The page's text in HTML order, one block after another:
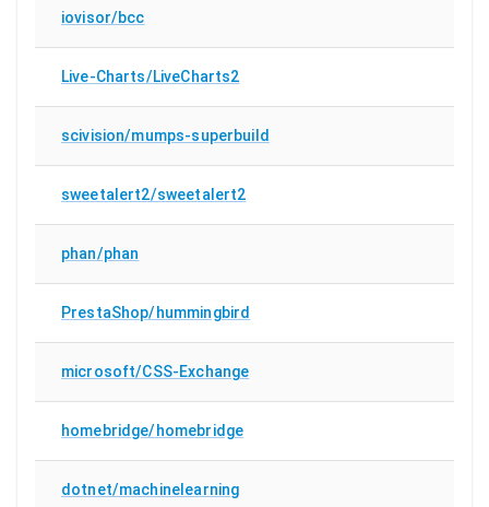
iovisor/bcc
Live-Charts/LiveCharts2
scivision/mumps-superbuild
sweetalert2/sweetalert2
phan/phan
PrestaShop/hummingbird
microsoft/CSS-Exchange
homebridge/homebridge
dotnet/machinelearning